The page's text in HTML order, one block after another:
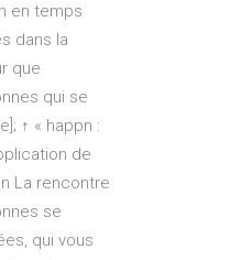
en temps
dans la
que
qui se
↑ « happn :
de
La rencontre
se
qui vous